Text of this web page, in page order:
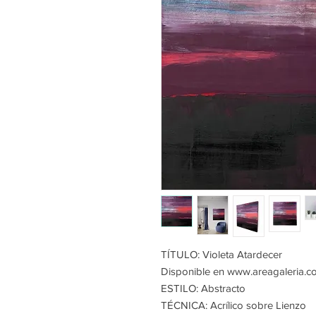
TÍTULO: Violeta Atardecer
Disponible en
ESTILO: Abstracto
TÉCNICA: Acrílico sobre Lienzo